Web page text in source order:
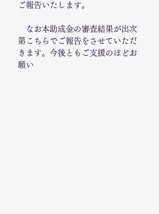
ご報告いたします。
なお本助成金の審査結果が出次
第こちらでご報告をさせていただ
きます。今後ともご支援のほどお
願い